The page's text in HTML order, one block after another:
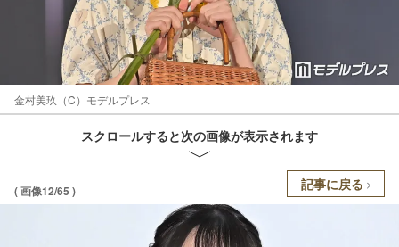
金村美玖（C）モデルプレス
スクロールすると次の画像が表示されます
( 画像12/65 ) 記事に戻る